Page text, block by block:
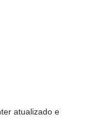
atualizado e